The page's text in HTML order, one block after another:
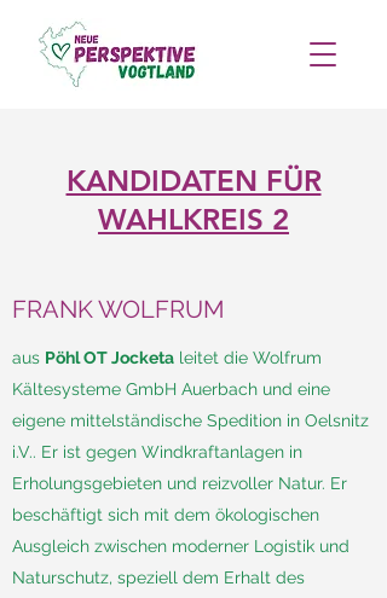
KANDIDATEN FÜR
WAHLKREIS 2
FRANK WOLFRUM
aus Pöhl OT Jocketa leitet die Wolfrum
Kältesysteme GmbH Auerbach und eine
eigene mittelständische Spedition in Oelsnitz
i.V.. Er ist gegen Windkraftanlagen in
Erholungsgebieten und reizvoller Natur. Er
beschäftigt sich mit dem ökologischen
Ausgleich zwischen moderner Logistik und
Naturschutz, speziell dem Erhalt des